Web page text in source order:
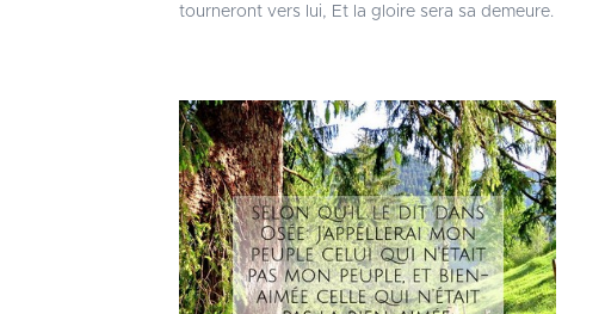
tourneront vers lui, Et la gloire sera sa demeure.